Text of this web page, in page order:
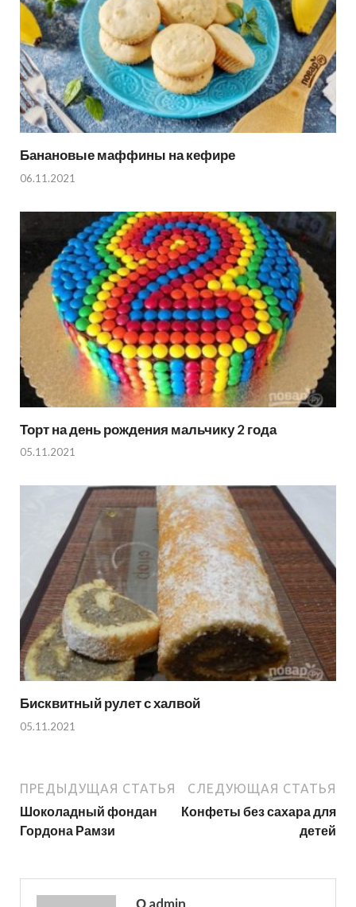
Банановые маффины на кефире
06.11.2021
Торт на день рождения мальчику 2 года
05.11.2021
Бисквитный рулет с халвой
05.11.2021
ПРЕДЫДУЩАЯ СТАТЬЯ
Шоколадный фондан
Гордона Рамзи
СЛЕДУЮЩАЯ СТАТЬЯ
Конфеты без сахара для
детей
О admin